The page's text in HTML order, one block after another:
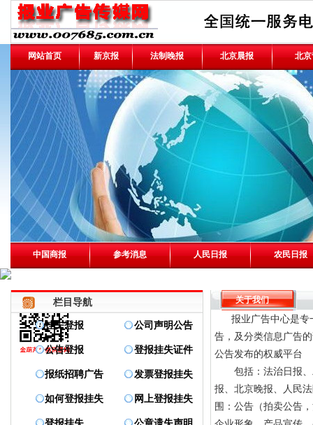
网站首页 新京报 法制晚报 北京晨报 北京
中国商报 参考消息 人民日报 农民日报
栏目导航
挂失登报 公司声明公告
公告登报 登报挂失证件
报纸招聘广告 发票登报挂失
如何登报挂失 网上登报挂失
关于我们
报业广告中心是专
告，及分类信息广告
公告发布的权威平台
包括：法治日报、
报、北京晚报、人民
围：公告（拍卖公告